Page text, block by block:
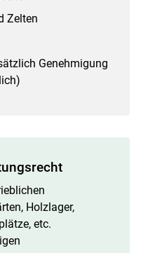
Zelten
Genehmigung
Holzlager,
etc.